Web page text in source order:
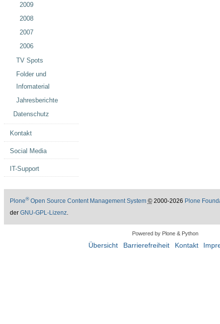
2009
2008
2007
2006
TV Spots
Folder und
Infomaterial
Jahresberichte
Datenschutz
Kontakt
Social Media
IT-Support
Plone®Open Source Content Management System ©2000-2026 Plone
der GNU-GPL-Lizenz.
Powered by Plone & Python
Übersicht Barrierefreiheit Kontakt